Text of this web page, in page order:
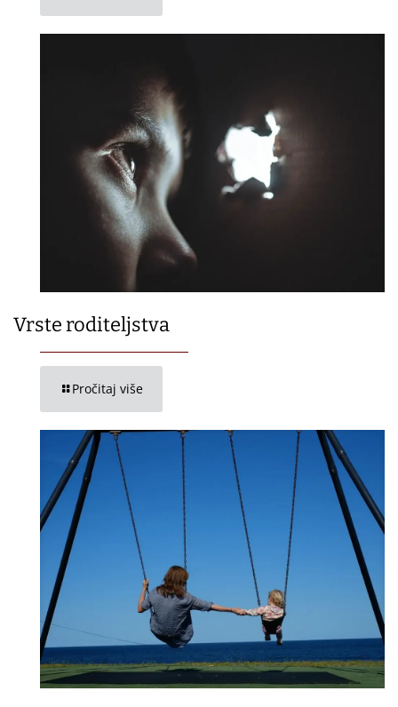
Vrste roditeljstva
Pročitaj više